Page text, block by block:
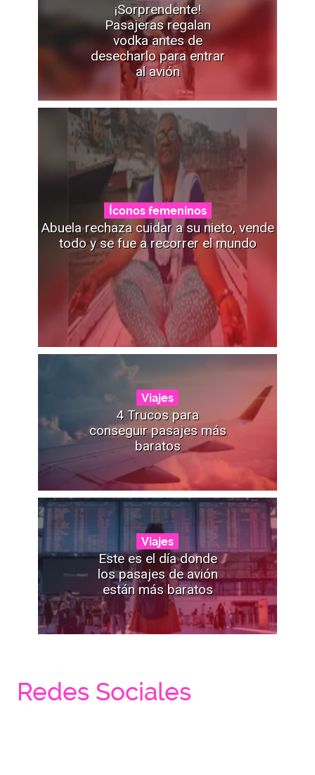
¡Sorprendente!
Pasajeras regalan
vodka antes de
desecharlo para entrar
al avión
Íconos femeninos
Abuela rechaza cuidar a su nieto, vende
todo y se fue a recorrer el mundo
Viajes
4 Trucos para
conseguir pasajes más
baratos
Viajes
Este es el día donde
los pasajes de avión
están más baratos
Redes Sociales